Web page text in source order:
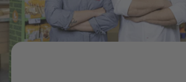
Ausbildung &
Praktikum &